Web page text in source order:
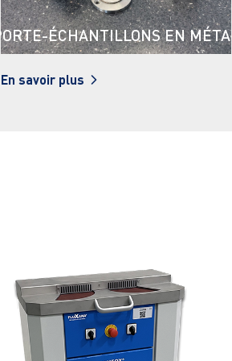
PORTE-ÉCHANTILLONS EN MÉTAL
En savoir plus